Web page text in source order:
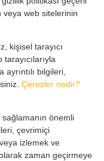
web sitelerinin
kişisel tarayıcı
bilgileri,
Çerezler nedir?
önemli
çevrimiçi
izlemek ve
zaman geçirmeye